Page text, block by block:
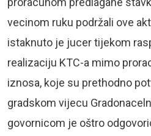
vecinom ruku podržali ove
istaknuto je jucer tijekom
realizaciju KTC-a mimo
iznosa, koje su prethodno
gradskom vijecu
govornicom je oštro